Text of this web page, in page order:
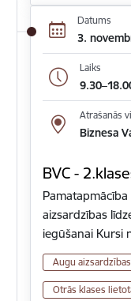
Datums
3.
Laiks
Atrašanās
Biznesa
BVC -
aizsardzības
iegūšanai Kursi
Augu
Otrās klases